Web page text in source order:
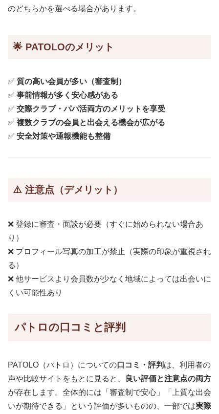
のどちらかを選べる場合があります。
🌟 PATOLOのメリット
✅ 質の高い会員が多い（審査制）
✅ 事前情報が多く安心感がある
✅ 交際クラブ・パパ活両方のメリットを享受
✅ 複数クラブの会員と出会える機会が広がる
✅ 安全対策や通報機能も整備
⚠️ 注意点（デメリット）
❌ 登録に審査・面談が必要（すぐに始められない場合あ
り）
❌ プロフィール写真の加工が禁止（実際の印象が重視され
る）
❌ 他サービスより会員数が少なく地域によっては出会いに
くい可能性あり
パトロの口コミと評判
PATOLO（パトロ）についての口コミ・評判 は、利用者の
声や比較サイトをもとに見ると、
良い評価と注意点の両方
が存在します。全体的には「審査制で安心」「上質な出会
いが期待できる」という評価が多いものの、一部では実際